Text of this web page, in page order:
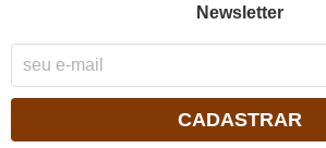
Newsletter
CADASTRAR